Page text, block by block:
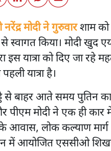
नरेंद्र मोदी ने गुरुवारशाम को
से स्वागत किया। मोदी खुद
इस यात्रा को दिए जा
यात्रा है।
से बाहर आते समय पुतिन
पीएम मोदी ने एक ही कार
आवास, लोक कल्याण मार्ग
में आयोजित एससीओ